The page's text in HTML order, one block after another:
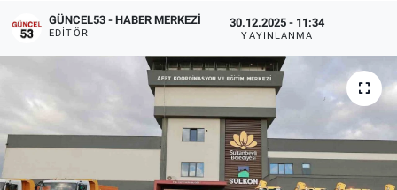
GÜNCEL53 - HABER MERKEZI
EDITÖR
30.12.2025 - 11:34
YAYINLANMA